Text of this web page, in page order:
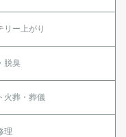
リー上がり
脱臭
火葬・葬儀
理